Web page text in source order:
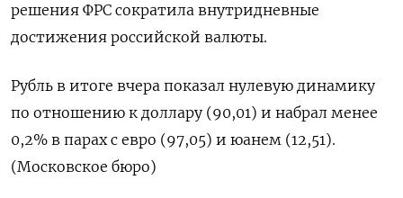
решения ФРС сократила внутридневные
достижения российской валюты.
Рубль в итоге вчера показал нулевую динамику
по отношению к доллару (90,01) и набрал менее
0,2% в парах с евро (97,05) и юанем (12,51).
(Московское бюро)